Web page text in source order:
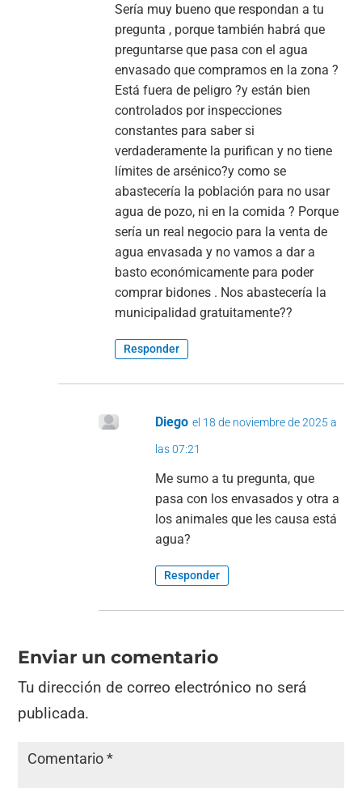
Sería muy bueno que respondan a tu
pregunta , porque también habrá que
preguntarse que pasa con el agua
envasado que compramos en la zona ?
Está fuera de peligro ?y están bien
controlados por inspecciones
constantes para saber si
verdaderamente la purifican y no tiene
límites de arsénico?y como se
abastecería la población para no usar
agua de pozo, ni en la comida ? Porque
sería un real negocio para la venta de
agua envasada y no vamos a dar a
basto económicamente para poder
comprar bidones . Nos abastecería la
municipalidad gratuitamente??
Responder
Diego el 18 de noviembre de 2025 a
las 07:21
Me sumo a tu pregunta, que
pasa con los envasados y otra a
los animales que les causa está
agua?
Responder
Enviar un comentario
Tu dirección de correo electrónico no será
publicada.